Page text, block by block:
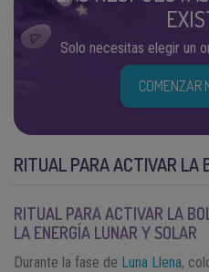
Solo necesitas elegir un
COMENZAR
RITUAL PARA ACTIVAR LA
RITUAL PARA ACTIVAR LA
LA ENERGÍA LUNAR Y SOLAR
Durante la fase de Luna Llena,